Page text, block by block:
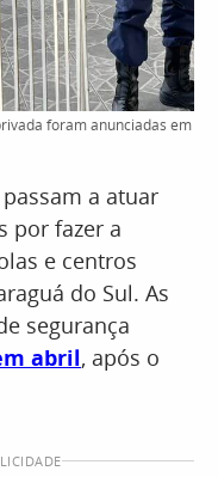
foram anunciadas em
a atuar
por fazer a
e centros
do Sul. As
segurança
abril, após o